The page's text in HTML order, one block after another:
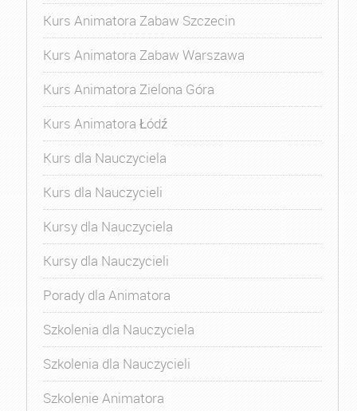
Kurs Animatora Zabaw Szczecin
Kurs Animatora Zabaw Warszawa
Kurs Animatora Zielona Góra
Kurs Animatora Łódź
Kurs dla Nauczyciela
Kurs dla Nauczycieli
Kursy dla Nauczyciela
Kursy dla Nauczycieli
Porady dla Animatora
Szkolenia dla Nauczyciela
Szkolenia dla Nauczycieli
Szkolenie Animatora